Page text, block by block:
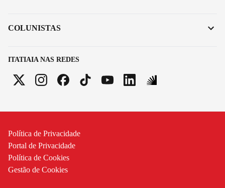
ITATIAIA NAS REDES
COLUNISTAS
Política de Privacidade
Portal de Privacidade
Política de Cookies
Gestão de Cookies